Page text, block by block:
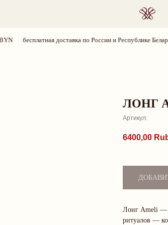
бесплатная доставка по России и Республике
ЛОНГ
Артикул:
6400,00
Лонг Ameli —
ритуалов —